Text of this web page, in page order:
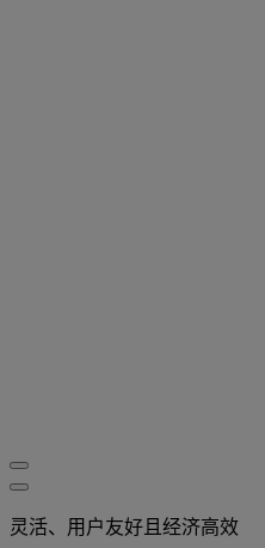
灵活、用户友好且经济高效